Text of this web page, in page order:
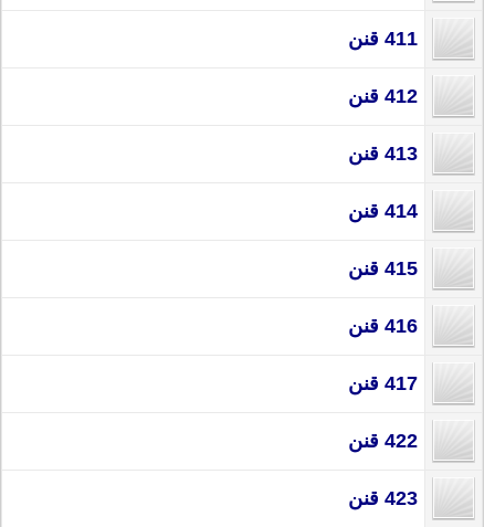
411 قنن
412 قنن
413 قنن
414 قنن
415 قنن
416 قنن
417 قنن
422 قنن
423 قنن